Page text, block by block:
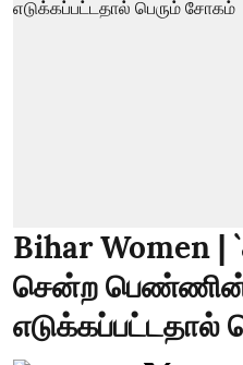
Bihar Women |
சென்ற பெண்ணின்
எடுக்கப்பட்டதால்